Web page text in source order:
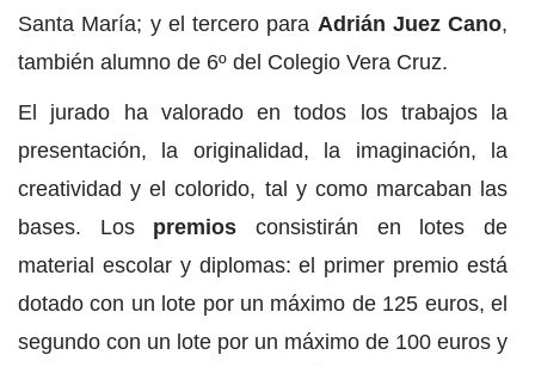
Santa María; y el tercero para Adrián Juez Cano,
también alumno de 6º del Colegio Vera Cruz.
El jurado ha valorado en todos los trabajos la
presentación, la originalidad, la imaginación, la
creatividad y el colorido, tal y como marcaban las
bases. Lospremios consistirán en lotes de
material escolar y diplomas: el primer premio está
dotado con un lote por un máximo de 125 euros, el
segundo con un lote por un máximo de 100 euros y